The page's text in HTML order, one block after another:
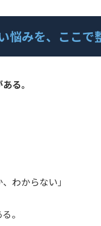
悩みを、ここで
る。
わからない」
。